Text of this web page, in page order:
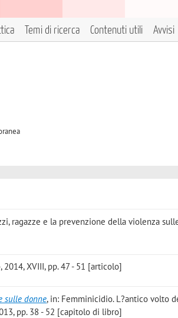
Temi di ricerca Contenuti utili Avvisi
ragazze e la prevenzione della violenza
2014, XVIII, pp. 47 - 51 [articolo]
sulle donne, in: Femminicidio. L?antico volto
pp. 38 - 52 [capitolo di libro]